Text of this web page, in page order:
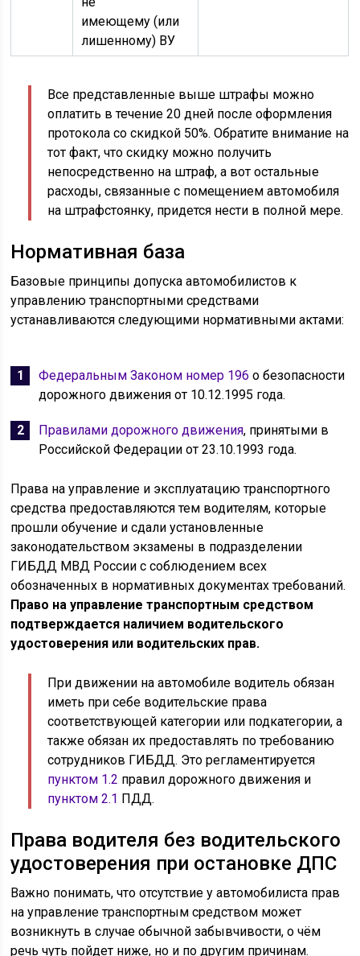
имеющему (или
лишенному) ВУ
Все представленные выше штрафы можно
оплатить в течение 20 дней после оформления
протокола со скидкой 50%. Обратите внимание на
тот факт, что скидку можно получить
непосредственно на штраф, а вот остальные
расходы, связанные с помещением автомобиля
на штрафстоянку, придется нести в полной мере.
Нормативная база
Базовые принципы допуска автомобилистов к
управлению транспортными средствами
устанавливаются следующими нормативными актами:
Федеральным Законом номер 196 о безопасности
дорожного движения от 10.12.1995 года.
Правилами дорожного движения, принятыми в
Российской Федерации от 23.10.1993 года.
Права на управление и эксплуатацию транспортного
средства предоставляются тем водителям, которые
прошли обучение и сдали установленные
законодательством экзамены в подразделении
ГИБДД МВД России с соблюдением всех
обозначенных в нормативных документах требований.
Право на управление транспортным средством
подтверждается наличием водительского
удостоверения или водительских прав.
При движении на автомобиле водитель обязан
иметь при себе водительские права
соответствующей категории или подкатегории, а
также обязан их предоставлять по требованию
сотрудников ГИБДД. Это регламентируется
пунктом 1.2 правил дорожного движения и
пунктом 2.1 ПДД.
Права водителя без водительского
удостоверения при остановке ДПС
Важно понимать, что отсутствие у автомобилиста прав
на управление транспортным средством может
возникнуть в случае обычной забывчивости, о чём
речь чуть пойдет ниже, но и по другим причинам.